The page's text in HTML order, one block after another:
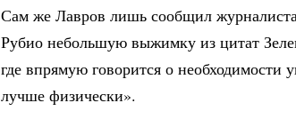
Сам же Лавров лишь сообщил
Рубио небольшую выжимку из цитат
где впрямую говорится о
лучше физически».